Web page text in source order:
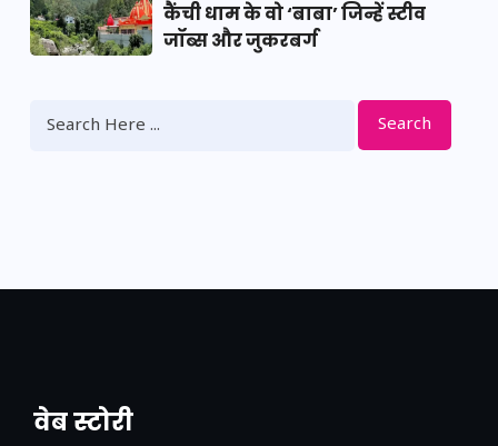
कैंची धाम के वो ‘बाबा’ जिन्हें स्टीव
जॉब्स और जुकरबर्ग
Search
वेब स्टोरी
नया एक्सप्रेसवे: पूर्वांचल का लक, डेवलपमेंट का